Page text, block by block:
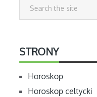
STRONY
Horoskop
Horoskop celtycki